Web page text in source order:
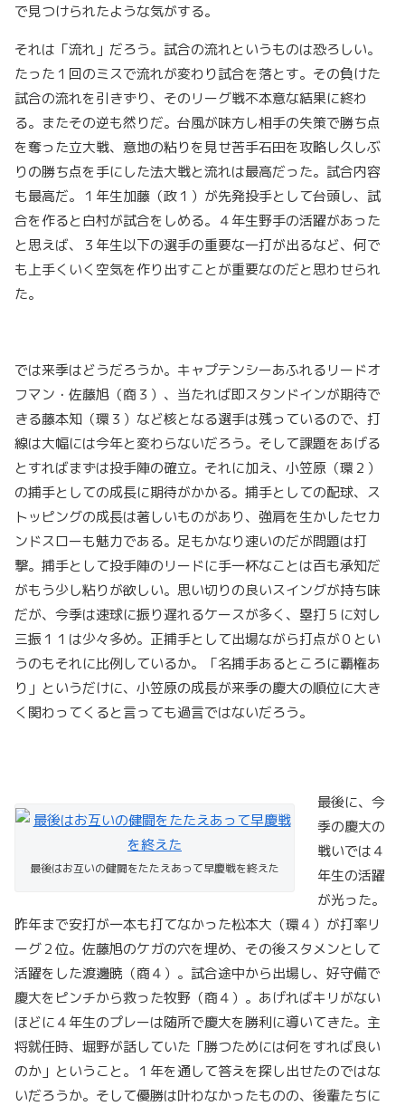
で見つけられたような気がする。
それは「流れ」だろう。試合の流れというものは恐ろしい。
たった１回のミスで流れが変わり試合を落とす。その負けた
試合の流れを引きずり、そのリーグ戦不本意な結果に終わ
る。またその逆も然りだ。台風が味方し相手の失策で勝ち点
を奪った立大戦、意地の粘りを見せ苦手石田を攻略し久しぶ
りの勝ち点を手にした法大戦と流れは最高だった。試合内容
も最高だ。１年生加藤（政１）が先発投手として台頭し、試
合を作ると白村が試合をしめる。４年生野手の活躍があった
と思えば、３年生以下の選手の重要な一打が出るなど、何で
も上手くいく空気を作り出すことが重要なのだと思わせられ
た。
では来季はどうだろうか。キャプテンシーあふれるリードオ
フマン・佐藤旭（商３）、当たれば即スタンドインが期待で
きる藤本知（環３）など核となる選手は残っているので、打
線は大幅には今年と変わらないだろう。そして課題をあげる
とすればまずは投手陣の確立。それに加え、小笠原（環２）
の捕手としての成長に期待がかかる。捕手としての配球、ス
トッピングの成長は著しいものがあり、強肩を生かしたセカ
ンドスローも魅力である。足もかなり速いのだが問題は打
撃。捕手として投手陣のリードに手一杯なことは百も承知だ
がもう少し粘りが欲しい。思い切りの良いスイングが持ち味
だが、今季は速球に振り遅れるケースが多く、塁打５に対し
三振１１は少々多め。正捕手として出場ながら打点が０とい
うのもそれに比例しているか。「名捕手あるところに覇権あ
り」というだけに、小笠原の成長が来季の慶大の順位に大き
く関わってくると言っても過言ではないだろう。
最後はお互いの健闘をたたえあって早慶戦を終えた
最後に、今
季の慶大の
戦いでは４
年生の活躍
が光った。
昨年まで安打が一本も打てなかった松本大（環４）が打率リ
ーグ２位。佐藤旭のケガの穴を埋め、その後スタメンとして
活躍をした渡邊暁（商４）。試合途中から出場し、好守備で
慶大をピンチから救った牧野（商４）。あげればキリがない
ほどに４年生のプレーは随所で慶大を勝利に導いてきた。主
将就任時、堀野が話していた「勝つためには何をすれば良い
のか」ということ。１年を通して答えを探し出せたのではな
いだろうか。そして優勝は叶わなかったものの、後輩たちに